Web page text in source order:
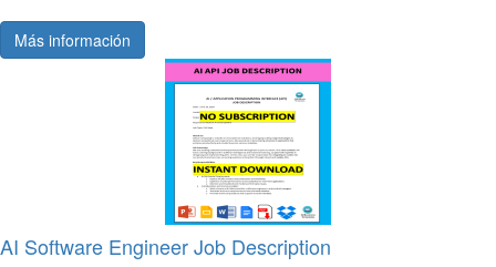
Más información
AI Software Engineer Job Description